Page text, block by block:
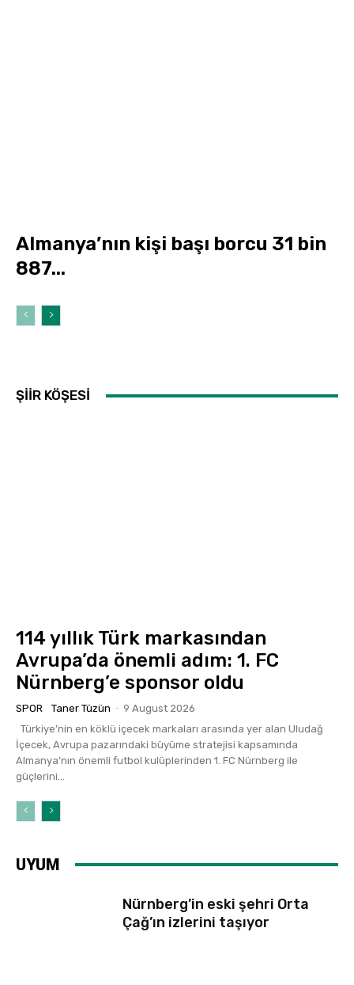
Almanya’nın kişi başı borcu 31 bin
887...
ŞİİR KÖŞESİ
114 yıllık Türk markasından
Avrupa’da önemli adım: 1. FC
Nürnberg’e sponsor oldu
SPOR Taner Tüzün - 9 August 2026
İçecek, Avrupa pazarındaki büyüme stratejisi kapsamında
Almanya’nın önemli futbol kulüplerinden 1. FC Nürnberg ile
güçlerini...
UYUM
Nürnberg’in eski şehri Orta
Çağ’ın izlerini taşıyor